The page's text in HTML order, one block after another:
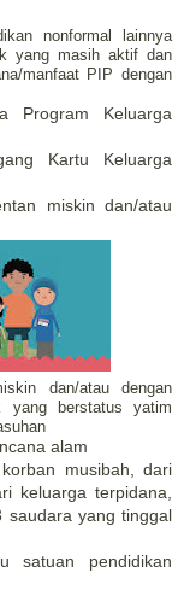
nonformal lainnya
yang masih aktif dan
manfaat PIP dengan
Program Keluarga
Kartu Keluarga
miskin dan/atau
dan/atau dengan
yang berstatus yatim
alam
musibah, dari
keluarga terpidana,
saudara yang tinggal
satuan pendidikan